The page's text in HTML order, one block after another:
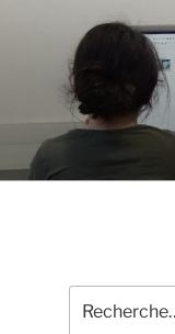
pour